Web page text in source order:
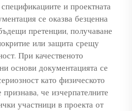
и проектната
се оказва безценна
претенции, получаване
или защита срещу
При качественото
основи документацията се
като физическото
признава, че изчерпателните
участници в проекта от